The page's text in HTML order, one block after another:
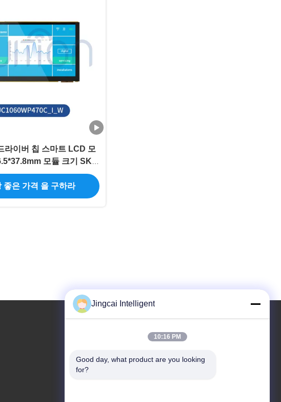
라이버 칩 스마트 LCD 모
모듈 크기 SKU
P4 70N/C I W
좋은 가격 을 구하라
주소
Jingcai Intelligent
10:16 PM
Good day, what product are you looking
for?